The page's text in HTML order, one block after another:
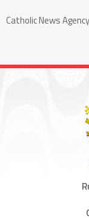
Catholic News Agency